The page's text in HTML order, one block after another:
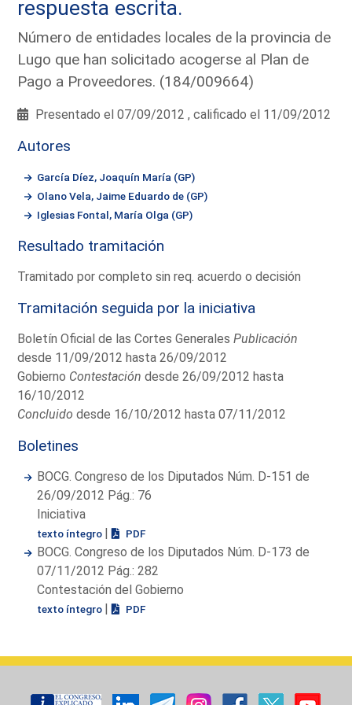
respuesta escrita.
Número de entidades locales de la provincia de
Lugo que han solicitado acogerse al Plan de
Pago a Proveedores. (184/009664)
Presentado el 07/09/2012 , calificado el 11/09/2012
Autores
García Díez, Joaquín María (GP)
Olano Vela, Jaime Eduardo de (GP)
Iglesias Fontal, María Olga (GP)
Resultado tramitación
Tramitado por completo sin req. acuerdo o decisión
Tramitación seguida por la iniciativa
Boletín Oficial de las Cortes GeneralesPublicación
desde 11/09/2012 hasta 26/09/2012
Gobierno Contestación desde 26/09/2012 hasta
16/10/2012
Concluido desde 16/10/2012 hasta 07/11/2012
Boletines
BOCG. Congreso de los Diputados Núm. D-151 de
26/09/2012 Pág.: 76
Iniciativa
texto íntegro | PDF
BOCG. Congreso de los Diputados Núm. D-173 de
07/11/2012 Pág.: 282
Contestación del Gobierno
texto íntegro | PDF